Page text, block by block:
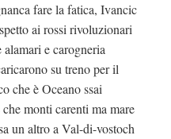
fare la fatica, Ivancic
ai rossi rivoluzionari
e carogneria
su treno per il
che è Oceano ssai
monti carenti ma mare
un altro a Val-di-vostoch